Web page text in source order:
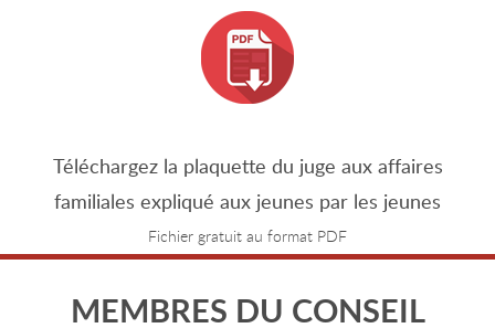
Téléchargez la plaquette du juge aux affaires
familiales expliqué aux jeunes par les jeunes
Fichier gratuit au format PDF
MEMBRES DU CONSEIL